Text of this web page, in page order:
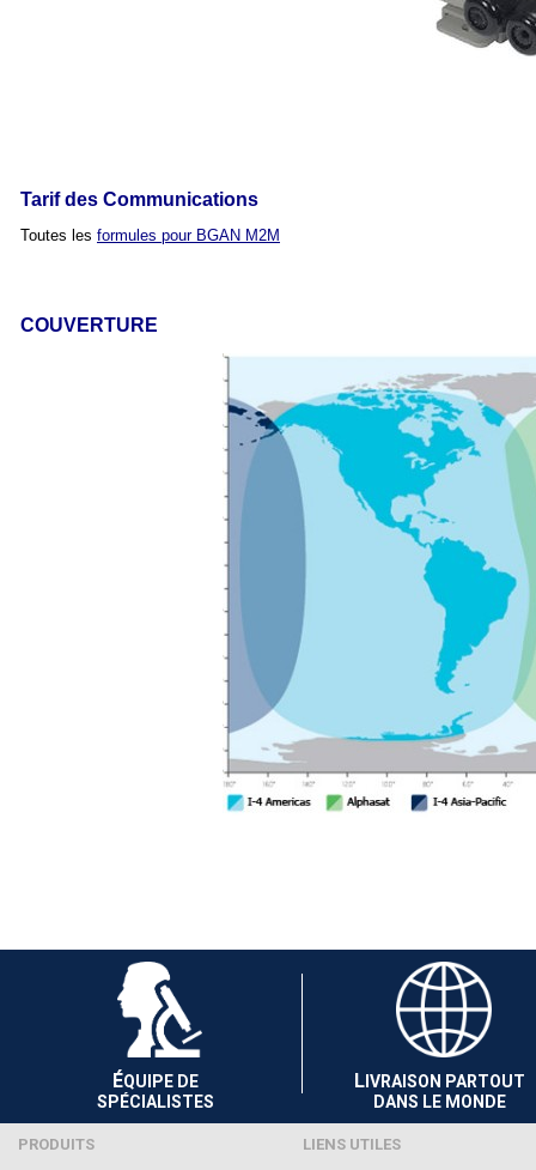
Tarif des Communications
Toutes les formules pour BGAN M2M
COUVERTURE
ÉQUIPE DE
SPÉCIALISTES
L IVRAISON PARTOUT
DANS LE MONDE
PRODUITS
LIENS UTILES